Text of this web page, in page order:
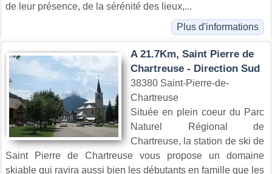
de leur présence, de la sérénité des lieux,...
Plus d'informations
A 21.7Km, Saint Pierre de
Chartreuse - Direction Sud
38380 Saint-Pierre-de-
Chartreuse
Située en plein coeur du Parc
Naturel Régional de
Chartreuse, la station de ski de
Saint Pierre de Chartreuse vous propose un domaine
skiable qui ravira aussi bien les débutants en famille que les